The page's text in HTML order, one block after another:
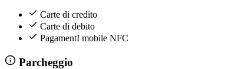
Carte di credito
Carte di debito
PagamentI mobile NFC
Parcheggio